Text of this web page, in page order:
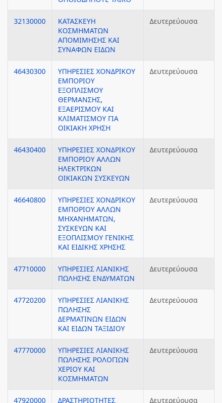
32130000
ΚΑΤΑΣΚΕΥΗ
ΚΟΣΜΗΜΑΤΩΝ
ΑΠΟΜΙΜΗΣΗΣ ΚΑΙ
ΣΥΝΑΦΩΝ ΕΙΔΩΝ
Δευτερεύουσα
46430300
ΥΠΗΡΕΣΙΕΣ ΧΟΝΔΡΙΚΟΥ
ΕΜΠΟΡΙΟΥ
ΕΞΟΠΛΙΣΜΟΥ
ΘΕΡΜΑΝΣΗΣ,
ΕΞΑΕΡΙΣΜΟΥ ΚΑΙ
ΚΛΙΜΑΤΙΣΜΟΥ ΓΙΑ
ΟΙΚΙΑΚΗ ΧΡΗΣΗ
Δευτερεύουσα
46430400
ΥΠΗΡΕΣΙΕΣ ΧΟΝΔΡΙΚΟΥ
ΕΜΠΟΡΙΟΥ ΑΛΛΩΝ
ΗΛΕΚΤΡΙΚΩΝ
ΟΙΚΙΑΚΩΝ ΣΥΣΚΕΥΩΝ
Δευτερεύουσα
46640800
ΥΠΗΡΕΣΙΕΣ ΧΟΝΔΡΙΚΟΥ
ΕΜΠΟΡΙΟΥ ΑΛΛΩΝ
ΜΗΧΑΝΗΜΑΤΩΝ,
ΣΥΣΚΕΥΩΝ ΚΑΙ
ΕΞΟΠΛΙΣΜΟΥ ΓΕΝΙΚΗΣ
ΚΑΙ ΕΙΔΙΚΗΣ ΧΡΗΣΗΣ
Δευτερεύουσα
47710000
ΥΠΗΡΕΣΙΕΣ ΛΙΑΝΙΚΗΣ
ΠΩΛΗΣΗΣ ΕΝΔΥΜΑΤΩΝ
Δευτερεύουσα
47720200
ΥΠΗΡΕΣΙΕΣ ΛΙΑΝΙΚΗΣ
ΠΩΛΗΣΗΣ
ΔΕΡΜΑΤΙΝΩΝ ΕΙΔΩΝ
ΚΑΙ ΕΙΔΩΝ ΤΑΞΙΔΙΟΥ
Δευτερεύουσα
47770000
ΥΠΗΡΕΣΙΕΣ ΛΙΑΝΙΚΗΣ
ΠΩΛΗΣΗΣ ΡΟΛΟΓΙΩΝ
ΧΕΡΙΟΥ ΚΑΙ
ΚΟΣΜΗΜΑΤΩΝ
Δευτερεύουσα
47920000
ΔΡΑΣΤΗΡΙΟΤΗΤΕΣ
Δευτερεύουσα